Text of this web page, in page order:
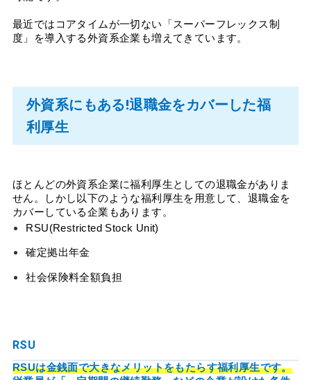
最近ではコアタイムが一切ない「スーパーフレックス制
度」を導入する外資系企業も増えてきています。
外資系にもある!退職金をカバーした福
利厚生
ほとんどの外資系企業に福利厚生としての退職金がありま
せん。しかし以下のような福利厚生を用意して、退職金を
カバーしている企業もあります。
RSU(Restricted Stock Unit)
確定拠出年金
社会保険料全額負担
RSU
RSUは金銭面で大きなメリットをもたらす福利厚生です。